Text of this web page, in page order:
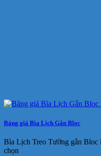
Bảng giá Bìa Lịch Gắn Bloc
Bìa Lịch Treo Tường gắn
chọn